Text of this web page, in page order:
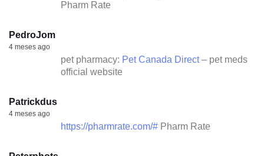
Pharm Rate
PedroJom
4 meses ago
pet pharmacy: Pet Canada Direct– pet meds
official website
Patrickdus
4 meses ago
https://pharmrate.com/# Pharm Rate